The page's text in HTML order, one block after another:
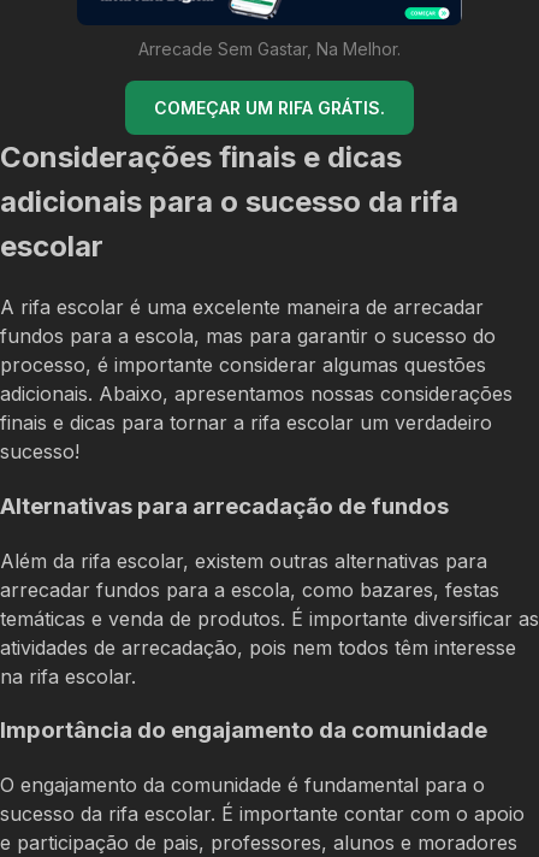
Arrecade Sem Gastar, Na Melhor.
COMEÇAR UM RIFA GRÁTIS.
Considerações finais e dicas
adicionais para o sucesso da rifa
escolar
A rifa escolar é uma excelente maneira de arrecadar
fundos para a escola, mas para garantir o sucesso do
processo, é importante considerar algumas questões
adicionais. Abaixo, apresentamos nossas considerações
finais e dicas para tornar a rifa escolar um verdadeiro
sucesso!
Alternativas para arrecadação de fundos
Além da rifa escolar, existem outras alternativas para
arrecadar fundos para a escola, como bazares, festas
temáticas e venda de produtos. É importante diversificar as
atividades de arrecadação, pois nem todos têm interesse
na rifa escolar.
Importância do engajamento da comunidade
O engajamento da comunidade é fundamental para o
sucesso da rifa escolar. É importante contar com o apoio
e participação de pais, professores, alunos e moradores